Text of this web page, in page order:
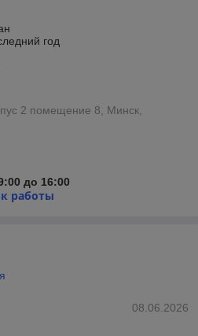
год
2 помещение 8, Минск,
до 16:00
работы
08.06.2026